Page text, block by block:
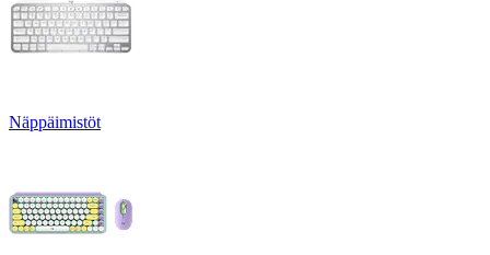
Näppäimistöt